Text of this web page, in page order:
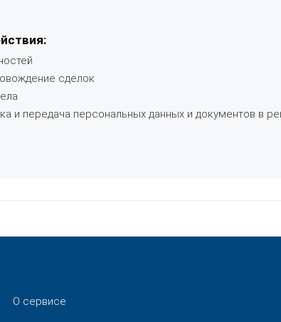
сделок
и передача персональных данных и документов в
О сервисе